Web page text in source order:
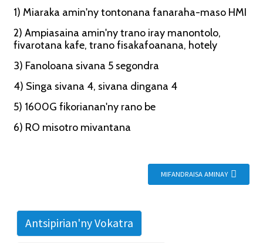
1) Miaraka amin'ny tontonana fanaraha-maso HMI
2) Ampiasaina amin'ny trano iray manontolo,
fivarotana kafe, trano fisakafoanana, hotely
3) Fanoloana sivana 5 segondra
4) Singa sivana 4, sivana dingana 4
5) 1600G fikorianan'ny rano be
6) RO misotro mivantana
MIFANDRAISA AMINAY
Antsipirian'ny Vokatra